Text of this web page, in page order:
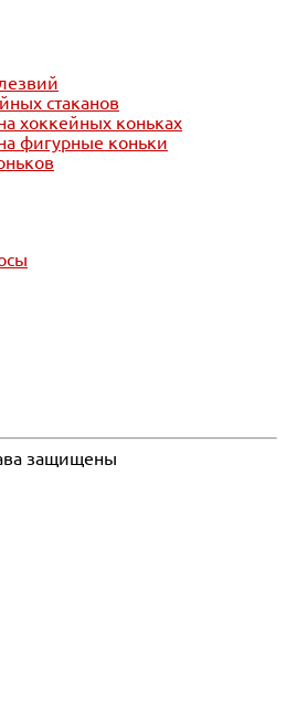
стаканов
хоккейных коньках
фигурные коньки
защищены